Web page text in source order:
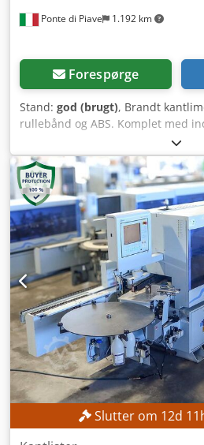
Ponte di Piave 1.192 km
Forespørge
Stand: god (brugt), Brandt
rullebånd og ABS. Komplet med
profileringsgrupper med
Crsdpfx Aoy N Ukijhhof
Slutter om 12d 11